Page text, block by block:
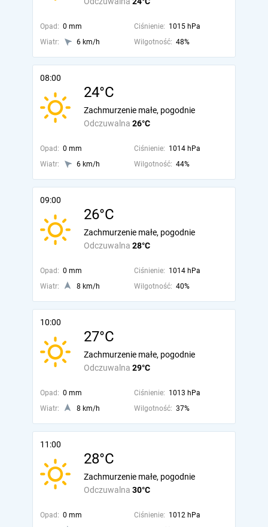
Opad: 0 mm Ciśnienie: 1015 hPa
Wiatr:
6 km/h Wilgotność: 48%
08:00
24°C
Odczuwalna 26°C
Zachmurzenie małe, pogodnie
Opad: 0 mm Ciśnienie: 1014 hPa
Wiatr:
6 km/h Wilgotność: 44%
09:00
26°C
Odczuwalna 28°C
Zachmurzenie małe, pogodnie
Opad: 0 mm Ciśnienie: 1014 hPa
Wiatr:
8 km/h Wilgotność: 40%
10:00
27°C
Odczuwalna 29°C
Zachmurzenie małe, pogodnie
Opad: 0 mm Ciśnienie: 1013 hPa
Wiatr:
8 km/h Wilgotność: 37%
11:00
28°C
Odczuwalna 30°C
Zachmurzenie małe, pogodnie
Opad: 0 mm Ciśnienie: 1012 hPa